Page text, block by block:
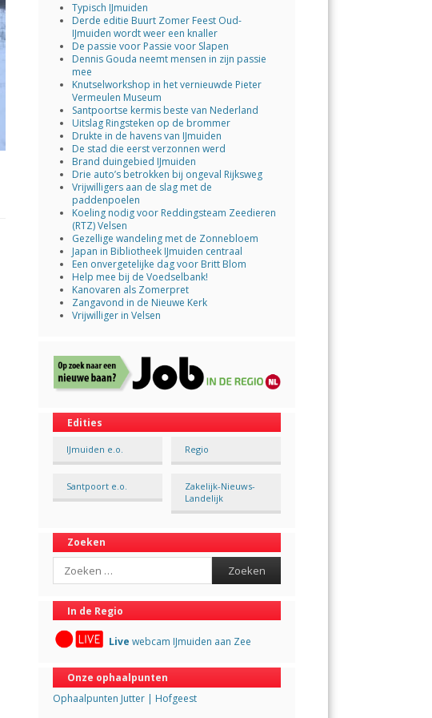
Typisch IJmuiden
Derde editie Buurt Zomer Feest Oud-
IJmuiden wordt weer een knaller
De passie voor Passie voor Slapen
Dennis Gouda neemt mensen in zijn passie
mee
Knutselworkshop in het vernieuwde Pieter
Vermeulen Museum
Santpoortse kermis beste van Nederland
Uitslag Ringsteken op de brommer
Drukte in de havens van IJmuiden
De stad die eerst verzonnen werd
Brand duingebied IJmuiden
Drie auto’s betrokken bij ongeval Rijksweg
Vrijwilligers aan de slag met de
paddenpoelen
Koeling nodig voor Reddingsteam Zeedieren
(RTZ) Velsen
Gezellige wandeling met de Zonnebloem
Japan in Bibliotheek IJmuiden centraal
Een onvergetelijke dag voor Britt Blom
Help mee bij de Voedselbank!
Kanovaren als Zomerpret
Zangavond in de Nieuwe Kerk
Vrijwilliger in Velsen
Edities
IJmuiden e.o. Regio
Santpoort e.o.
Zakelijk-Nieuws-
Landelijk
Zoeken
Search
In de Regio
Live webcam IJmuiden aan Zee
Onze ophaalpunten
Ophaalpunten Jutter | Hofgeest